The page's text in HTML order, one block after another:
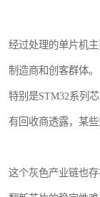
经过处理的单片机
制造商和创客群体。
特别是STM32系列
有回收商透露，某
这个灰色产业链也存